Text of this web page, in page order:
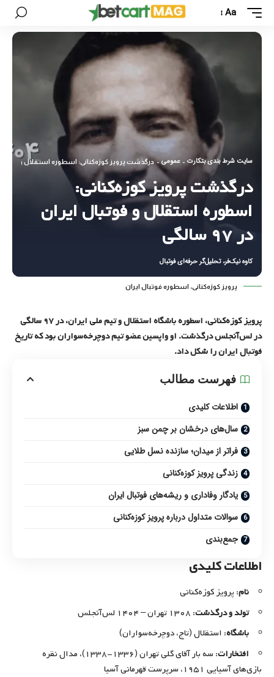
Aa
سایت شرط بندی بتکارت - عمومی - درگذشت پرویز کوزه‌کنانی: اسطوره استقلال و فوتبال ایران
درگذشت پرویز کوزه‌کنانی:
اسطوره استقلال و فوتبال ایران
در ۹۷ سالگی
کاوه نیک‌فر، تحلیل‌گر حرفه‌ای فوتبال
پرویز کوزه‌کنانی، اسطوره فوتبال ایران
پرویز کوزه‌کنانی، اسطوره باشگاه استقلال و تیم ملی ایران، در ۹۷ سالگی
در لس‌آنجلس درگذشت. او واپسین عضو تیم دوچرخه‌سواران بود که تاریخ
فوتبال ایران را شکل داد.
فهرست مطالب
اطلاعات کلیدی
سال‌های درخشان بر چمن سبز
فراتر از میدان؛ سازنده نسل طلایی
زندگی پرویز کوزه‌کنانی
یادگار وفاداری و ریشه‌های فوتبال ایران
سوالات متداول درباره پرویز کوزه‌کنانی
جمع‌بندی
اطلاعات کلیدی
نام: پرویز کوزه‌کنانی
تولد و درگذشت: ۱۳۰۸ تهران – ۱۴۰۴ لس‌آنجلس
باشگاه: استقلال (تاج، دوچرخه‌سواران)
افتخارات
: سه بار آقای گلی تهران (۱۳۳۶-۱۳۳۸)، مدال نقره
بازی‌های آسیایی ۱۹۵۱، سرپرست قهرمانی آسیا